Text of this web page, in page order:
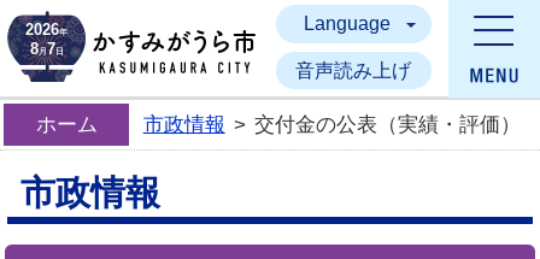
かすみがうら市
2026年
8月7日
Language
音声読み上げ
ホーム 市政情報 > 交付金の公表（実績・評価）
市政情報